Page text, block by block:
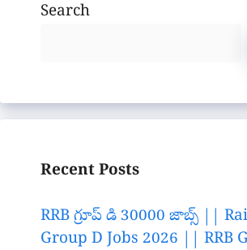
Search
Recent Posts
RRB గ్రూప్ డి 30000 జాబ్స్ ||
Group D Jobs 2026 || RRB